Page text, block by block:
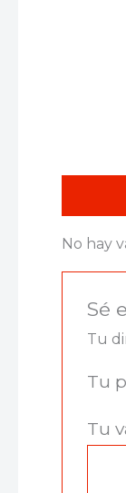
No hay
Sé
Tu
Tu
Tu